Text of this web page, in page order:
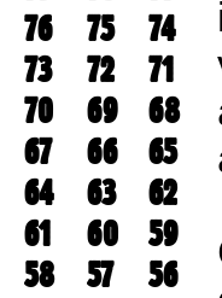
76
75
74
73
72
71
70
69
68
67
66
65
64
63
62
61
60
59
58
57
56